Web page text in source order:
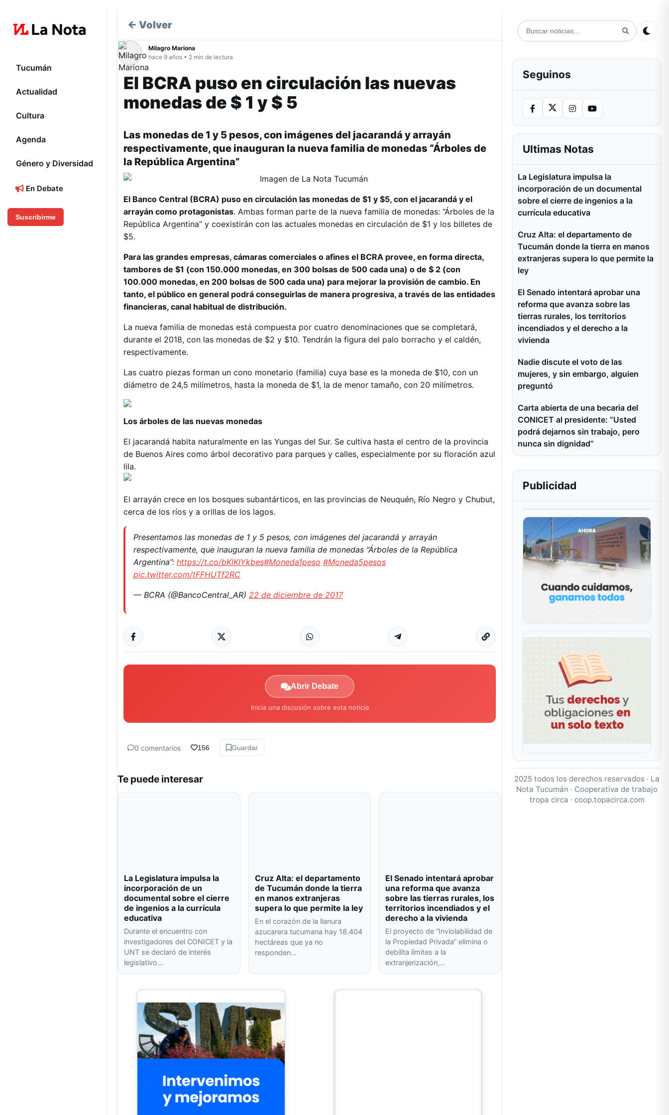
Tucumán
Actualidad
Cultura
Agenda
Género y Diversidad
En Debate
Suscribirme
← Volver
Milagro Mariona
hace 9 años • 2 min de lectura
El BCRA puso en circulación las nuevas
monedas de $ 1 y $ 5
Las monedas de 1 y 5 pesos, con imágenes del jacarandá y arrayán
respectivamente, que inauguran la nueva familia de monedas “Árboles de
la República Argentina”
El Banco Central (BCRA) puso en circulación las monedas de $1 y $5, con el jacarandá y el
arrayán como protagonistas. Ambas forman parte de la nueva familia de monedas: “Árboles de la
República Argentina” y coexistirán con las actuales monedas en circulación de $1 y los billetes de
$5.
Para las grandes empresas, cámaras comerciales o afines el BCRA provee, en forma directa,
tambores de $1 (con 150.000 monedas, en 300 bolsas de 500 cada una) o de $ 2 (con
100.000 monedas, en 200 bolsas de 500 cada una) para mejorar la provisión de cambio. En
tanto, el público en general podrá conseguirlas de manera progresiva, a través de las entidades
financieras, canal habitual de distribución.
La nueva familia de monedas está compuesta por cuatro denominaciones que se completará,
durante el 2018, con las monedas de $2 y $10. Tendrán la figura del palo borracho y el caldén,
respectivamente.
Las cuatro piezas forman un cono monetario (familia) cuya base es la moneda de $10, con un
diámetro de 24,5 milímetros, hasta la moneda de $1, la de menor tamaño, con 20 milímetros.
Los árboles de las nuevas monedas
El jacarandá habita naturalmente en las Yungas del Sur. Se cultiva hasta el centro de la provincia
de Buenos Aires como árbol decorativo para parques y calles, especialmente por su floración azul
lila.
El arrayán crece en los bosques subantárticos, en las provincias de Neuquén, Río Negro y Chubut,
cerca de los ríos y a orillas de los lagos.
Presentamos las monedas de 1 y 5 pesos, con imágenes del jacarandá y arrayán
respectivamente, que inauguran la nueva familia de monedas “Árboles de la República
Argentina”: https://t.co/bKlKIYkbes#Moneda1peso #Moneda5pesos
pic.twitter.com/tFFHUTf2RC
— BCRA (@BancoCentral_AR) 22 de diciembre de 2017
Abrir Debate
Inicia una discusión sobre esta noticia
0 comentarios 156 Guardar
Te puede interesar
La Legislatura impulsa la
incorporación de un
documental sobre el cierre
de ingenios a la currícula
educativa
Durante el encuentro con
investigadores del CONICET y la
UNT se declaró de interés
legislativo…
Cruz Alta: el departamento
de Tucumán donde la tierra
en manos extranjeras
supera lo que permite la ley
En el corazón de la llanura
azucarera tucumana hay 18.404
hectáreas que ya no
responden…
El Senado intentará aprobar
una reforma que avanza
sobre las tierras rurales, los
territorios incendiados y el
derecho a la vivienda
El proyecto de “Inviolabilidad de
la Propiedad Privada” elimina o
debilita límites a la
extranjerización,…
Seguinos
Ultimas Notas
La Legislatura impulsa la
incorporación de un documental
sobre el cierre de ingenios a la
currícula educativa
Cruz Alta: el departamento de
Tucumán donde la tierra en manos
extranjeras supera lo que permite la
ley
El Senado intentará aprobar una
reforma que avanza sobre las
tierras rurales, los territorios
incendiados y el derecho a la
vivienda
Nadie discute el voto de las
mujeres, y sin embargo, alguien
preguntó
Carta abierta de una becaria del
CONICET al presidente: “Usted
podrá dejarnos sin trabajo, pero
nunca sin dignidad”
Publicidad
2025 todos los derechos reservados · La
Nota Tucumán · Cooperativa de trabajo
tropa circa · coop.topacirca.com